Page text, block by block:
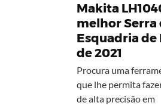
Makita
melhor Serra
Esquadria de
de 2021
Procura uma
que lhe permita
de alta precisão em